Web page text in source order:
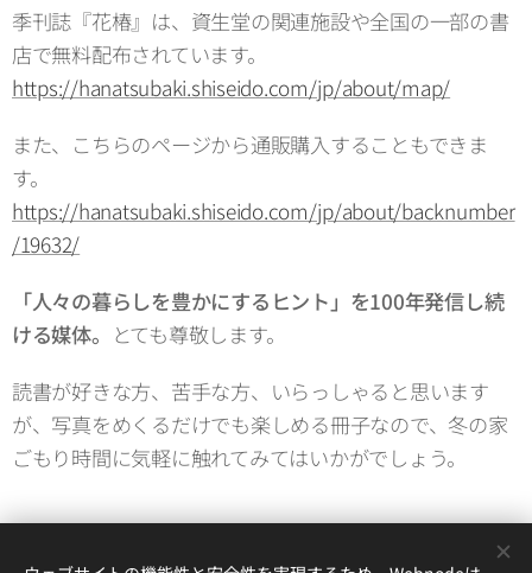
季刊誌『花椿』は、資生堂の関連施設や全国の一部の書
店で無料配布されています。
https://hanatsubaki.shiseido.com/jp/about/map/
また、こちらのページから通販購入することもできま
す。
https://hanatsubaki.shiseido.com/jp/about/backnumber
/19632/
「人々の暮らしを豊かにするヒント」を100年発信し続
ける媒体。 とても尊敬します。
読書が好きな方、苦手な方、いらっしゃると思います
が、写真をめくるだけでも楽しめる冊子なので、冬の家
ごもり時間に気軽に触れてみてはいかがでしょう。